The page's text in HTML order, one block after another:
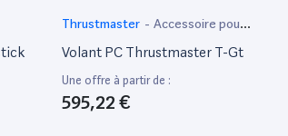
Thrustmaster - Accessoire pour
ordinateur portable
Volant PC Thrustmaster T-Gt
Une offre à partir de :
595,22 €